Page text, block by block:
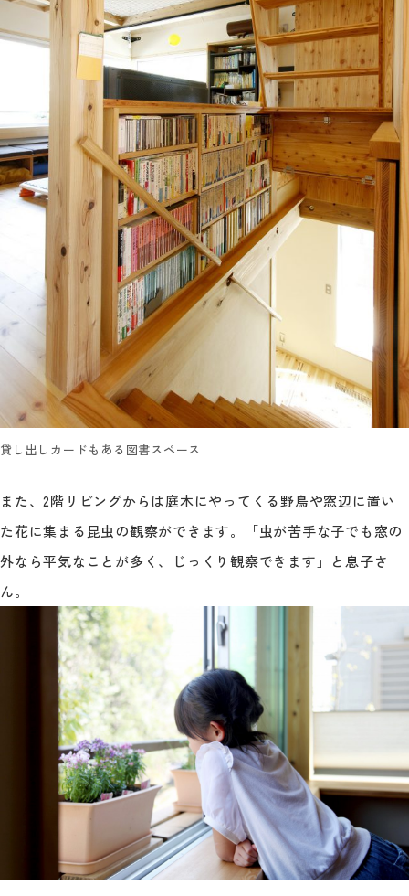
貸し出しカードもある図書スペース
また、2階リビングからは庭木にやってくる野鳥や窓辺に置い
た花に集まる昆虫の観察ができます。「虫が苦手な子でも窓の
外なら平気なことが多く、じっくり観察できます」と息子さ
ん。